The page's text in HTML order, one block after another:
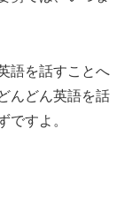
語を話すことへ
んどん英語を話
ですよ。